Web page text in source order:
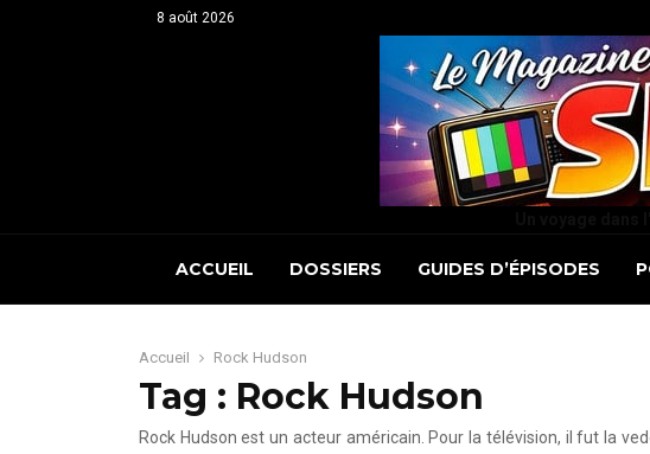
8 août 2026
ACCUEIL DOSSIERS GUIDES D’ÉPISODES
Accueil Rock Hudson
Tag : Rock Hudson
Rock Hudson est un acteur américain. Pour la télévision, il fut la